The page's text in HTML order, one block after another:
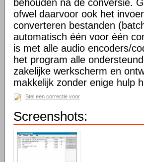
behouden na de conversie.
ofwel daarvoor ook het
converteren bestanden
automatisch één voor één
is met alle audio encoders/
het program alle
zakelijke werkscherm en
makkelijk zonder enige hulp
Stel een correctie voor
Screenshots: